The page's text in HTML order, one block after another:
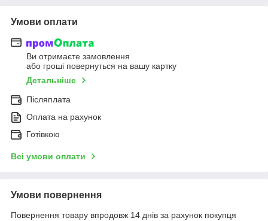
Умови оплати
Ви отримаєте замовлення
або гроші повернуться на вашу картку
Детальніше
Післяплата
Оплата на рахунок
Готівкою
Всі умови оплати
Умови повернення
Повернення товару впродовж 14 днів за рахунок покупця